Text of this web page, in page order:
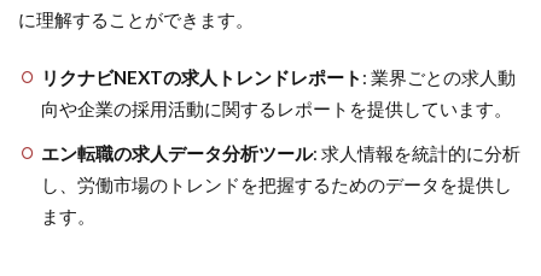
に理解することができます。
リクナビNEXTの求人トレンドレポート : 業界ごとの求人動
向や企業の採用活動に関するレポートを提供しています。
エン転職の求人データ分析ツール: 求人情報を統計的に分析
し、労働市場のトレンドを把握するためのデータを提供し
ます。